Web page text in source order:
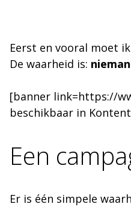
Eerst en vooral moet
De waarheid is:
[banner link=https://
beschikbaar in
Een
Er is één simpele